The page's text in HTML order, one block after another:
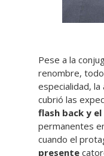
Pese a la
renombre,
especialidad,
cubrió las
flash back y
permanentes
cuando el
presente